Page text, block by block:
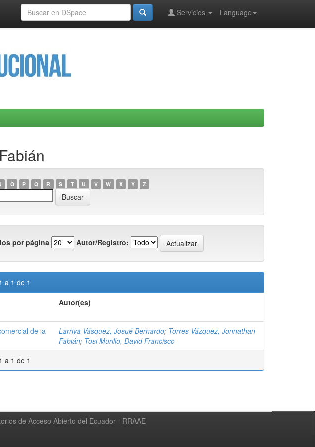
Language
Servicios
O P Q R S T U V W X Y Z
por página Autor/Registro:
a 1 de 1
Autor(es)
de la
Larriva Vásquez, Josué Bernardo; Torres Vázquez, Jonnathan
Fabián; Tosi Murillo, David Francisco
a 1 de 1
de Acceso Abierto del Ecuador - RRAAE